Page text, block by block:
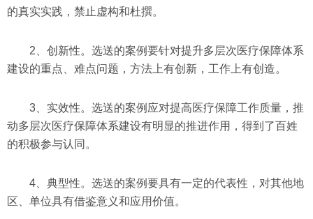
的真实实践，禁止虚构和杜撰。
2、创新性。选送的案例要针对提升多层次医疗保障体系
建设的重点、难点问题，方法上有创新，工作上有创造。
3、实效性。选送的案例应对提高医疗保障工作质量，推
动多层次医疗保障体系建设有明显的推进作用，得到了百姓
的积极参与认同。
4、典型性。选送的案例要具有一定的代表性，对其他地
区、单位具有借鉴意义和应用价值。